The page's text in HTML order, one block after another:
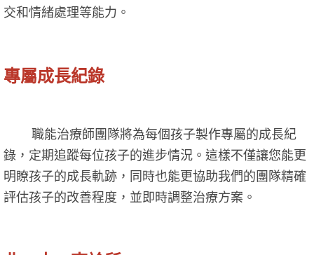
交和情緒處理等能力。
專屬成長紀錄
職能治療師團隊將為每個孩子製作專屬的成長紀
錄，定期追蹤每位孩子的進步情況。這樣不僅讓您能更
明瞭孩子的成長軌跡，同時也能更協助我們的團隊精確
評估孩子的改善程度，並即時調整治療方案。